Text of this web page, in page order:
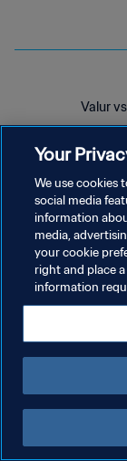
Valur
Your
We use cookies
social media
information
media,
your cookie
right and place
information